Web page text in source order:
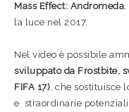
Mass Effect: Andromeda
la luce nel 2017.
Nel video è possibile
sviluppato da Frostbite,
FIFA 17), che sostituisce
e straordinarie